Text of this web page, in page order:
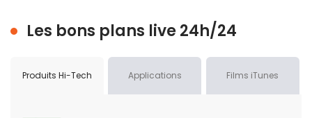
Les bons plans live 24h/24
Produits Hi-Tech Applications Films iTunes